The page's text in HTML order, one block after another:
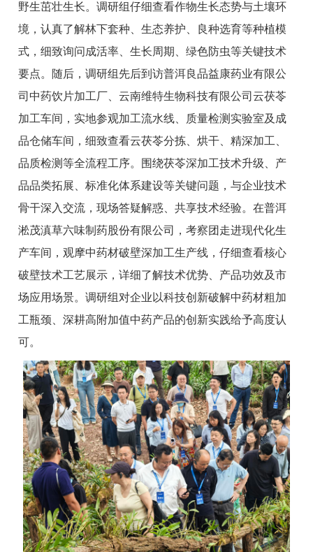
野生茁壮生长。调研组仔细查看作物生长态势与土壤环
境，认真了解林下套种、生态养护、良种选育等种植模
式，细致询问成活率、生长周期、绿色防虫等关键技术
要点。随后，调研组先后到访普洱良品益康药业有限公
司中药饮片加工厂、云南维特生物科技有限公司云茯苓
加工车间，实地参观加工流水线、质量检测实验室及成
品仓储车间，细致查看云茯苓分拣、烘干、精深加工、
品质检测等全流程工序。围绕茯苓深加工技术升级、产
品品类拓展、标准化体系建设等关键问题，与企业技术
骨干深入交流，现场答疑解惑、共享技术经验。在普洱
淞茂滇草六味制药股份有限公司，考察团走进现代化生
产车间，观摩中药材破壁深加工生产线，仔细查看核心
破壁技术工艺展示，详细了解技术优势、产品功效及市
场应用场景。调研组对企业以科技创新破解中药材粗加
工瓶颈、深耕高附加值中药产品的创新实践给予高度认
可。